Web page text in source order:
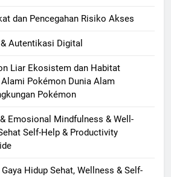
dan Pencegahan Risiko Akses
Autentikasi Digital
Liar Ekosistem dan Habitat
Pokémon Dunia Alam
Pokémon
Emosional Mindfulness & Well-
Self-Help & Productivity
Hidup Sehat, Wellness & Self-